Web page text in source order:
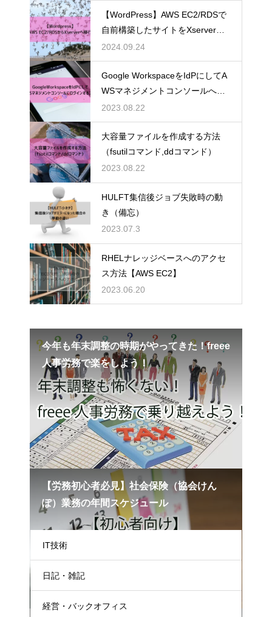
【WordPress】AWS EC2/RDSで
自前構築したサイトをXserverへ
移行した
2024.09.24
Google WorkspaceをIdPにしてA
WSマネジメントコンソールへロ
グイン（画像付き）
2023.08.22
大容量ファイルを作成する方法
（fsutilコマンド,ddコマンド）
2023.08.22
HULFT集信後ジョブ失敗時の動
き（備忘）
2023.07.3
RHELナレッジベースへのアクセ
ス方法【AWS EC2】
2023.06.20
今年も年末調整の時期がやってきた！freee
人事労務で楽をしよう！
【労務初心者必見】社会保険（協会けん
ぽ）業務の年間スケジュール
カテゴリー
IT技術
日記・雑記
経営・バックオフィス